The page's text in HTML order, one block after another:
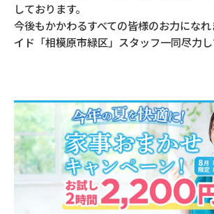
しております。
今後もかかわるすべての皆様のお力にな
イド「相模原市緑区」スタッフ一同尽力し